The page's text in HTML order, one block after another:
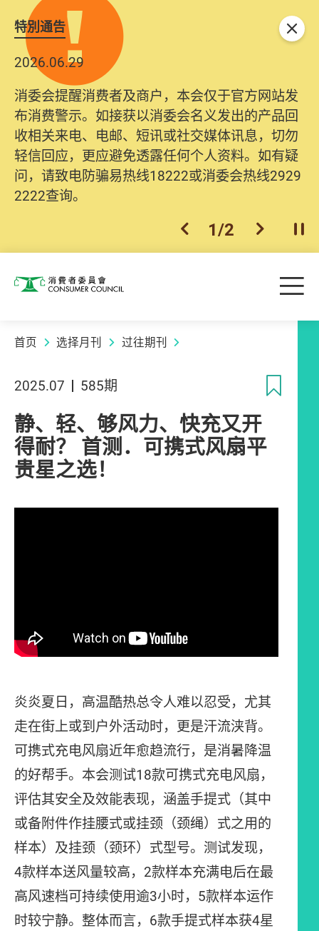
特別通告
2026.06.29
消委会提醒消费者及商户，本会仅于官方网站发
布消费警示。如接获以消委会名义发出的产品回
收相关来电、电邮、短讯或社交媒体讯息，切勿
轻信回应，更应避免透露任何个人资料。如有疑
问，请致电防骗易热线18222或消委会热线2929
2222查询。
上一个
1/2 下一个开
关闭
消费者委员会 目
首页 选择月刊 过往期刊
2025.07 585期
静、轻、够风力、快充又开
得耐？ 首测．可携式风扇平
贵星之选！
炎炎夏日，高温酷热总令人难以忍受，尤其
走在街上或到户外活动时，更是汗流浃背。
可携式充电风扇近年愈趋流行，是消暑降温
的好帮手。本会测试18款可携式充电风扇，
评估其安全及效能表现，涵盖手提式（其中
或备附件作挂腰式或挂颈（颈绳）式之用的
样本）及挂颈（颈环）式型号。测试发现，
4款样本送风量较高，2款样本充满电后在最
高风速档可持续使用逾3小时，5款样本运作
时较宁静。整体而言，6款手提式样本获4星